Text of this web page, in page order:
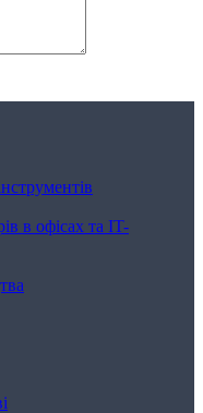
в офісах та IT-